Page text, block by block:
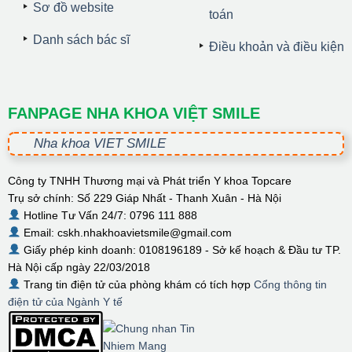
Sơ đồ website
Danh sách bác sĩ
toán
Điều khoản và điều kiện
FANPAGE NHA KHOA VIỆT SMILE
Nha khoa VIET SMILE
Công ty TNHH Thương mại và Phát triển Y khoa Topcare
Trụ sở chính: Số 229 Giáp Nhất - Thanh Xuân - Hà Nội
Hotline Tư Vấn 24/7: 0796 111 888
Email: cskh.nhakhoavietsmile@gmail.com
Giấy phép kinh doanh: 0108196189 - Sở kế hoạch & Đầu tư TP.
Hà Nội cấp ngày 22/03/2018
Trang tin điện tử của phòng khám có tích hợp Cổng thông tin
điện tử của Ngành Y tế